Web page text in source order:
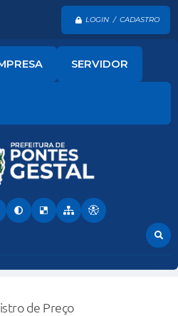
LOGIN / CADASTRO
SERVIDOR
de Preço